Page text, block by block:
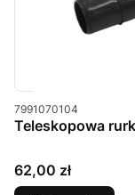
Kod produktu
7991070104
Teleskopowa
Cena
62,00 zł